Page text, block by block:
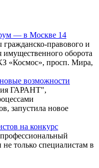
— в Москве 14
правового и
имущественного оборота
«Космос», просп. Мира,
возможности
ГАРАНТ",
запустила новое
на конкурс
только специалистам в